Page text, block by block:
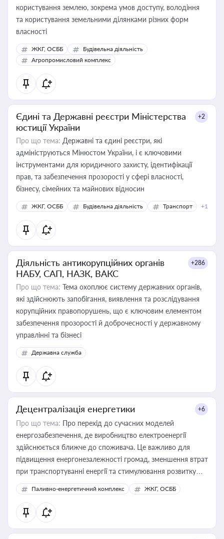
користування землею, зокрема умов доступу, володіння
та користування земельними ділянками різних форм
власності
ЖКГ, ОСББ
Будівельна діяльність
Агропромисловий комплекс
Єдині та Державні реєстри Міністерства
юстиції України
+2
Про що тема: Державні та єдині реєстри, які
адмініструються Мінюстом України, і є ключовими
інструментами для юридичного захисту, ідентифікації
прав, та забезпечення прозорості у сфері власності,
бізнесу, сімейних та майнових відносин
ЖКГ, ОСББ Будівельна діяльність Транспорт +1
Діяльність антикорупційних органів
НАБУ, САП, НАЗК, ВАКС
+286
Про що тема: Тема охоплює систему державних органів,
які здійснюють запобігання, виявлення та розслідування
корупційних правопорушень, що є ключовим елементом
забезпечення прозорості й доброчесності у державному
управлінні та бізнесі
Державна служба
Децентралізація енергетики +6
Про що тема: Про перехід до сучасних моделей
енергозабезпечення, де виробництво електроенергії
здійснюється ближче до споживача. Це важливо для
підвищення енергонезалежності громад, зменшення втрат
при транспортуванні енергії та стимулювання розвитку
відновлюваних джерел
Паливно-енергетичний комплекс ЖКГ, ОСББ